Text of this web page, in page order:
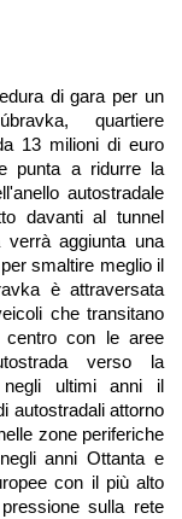
di gara per un
quartiere
13 milioni di euro
punta a ridurre la
autostradale
davanti al tunnel
aggiunta una
smaltire meglio il
è attraversata
che transitano
con le aree
verso la
ultimi anni il
autostradali attorno
zone periferiche
anni Ottanta e
con il più alto
sulla rete